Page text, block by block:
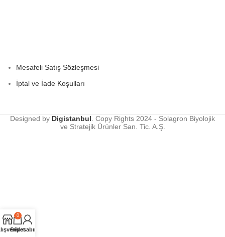
Mesafeli Satış Sözleşmesi
İptal ve İade Koşulları
Designed by Digistanbul . Copy Rights 2024 - Solagron Biyolojik
ve Stratejik Ürünler San. Tic. A.Ş.
0
Sepet
Hesabım